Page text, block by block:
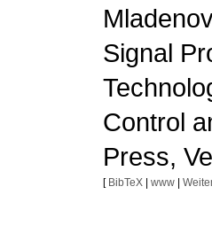
Signal
Control
Press,
[ BibTeX| www|